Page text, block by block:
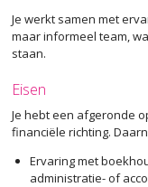
Je werkt samen met
maar informeel team,
staan.
Eisen
Je hebt een afgeronde
financiële richting.
Ervaring met
administratie- of